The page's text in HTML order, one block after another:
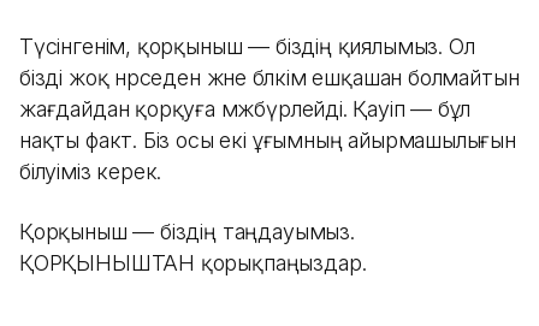
Түсінгенім, қорқыныш — біздің қиялымыз. Ол
бізді жоқ нәрседен және бәлкім ешқашан болмайтын
жағдайдан қорқуға мәжбүрлейді. Қауіп — бұл
нақты факт. Біз осы екі ұғымның айырмашылығын
білуіміз керек.
Қорқыныш — біздің таңдауымыз.
ҚОРҚЫНЫШТАН қорықпаңыздар.